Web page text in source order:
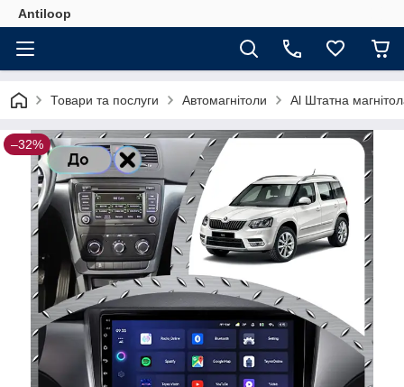
Antiloop
Товари та послуги Автомагнітоли Al Штатна
–32%